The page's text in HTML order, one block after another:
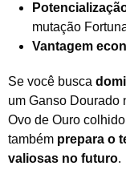
mutação
Vantagem
Se você busca
um Ganso Dourado
Ovo de Ouro
também prepara o
valiosas no futuro.